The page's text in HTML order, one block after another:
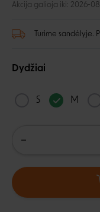
Akcija galioja iki: 2026-08-
Turime sandėlyje.
Dydžiai
S M